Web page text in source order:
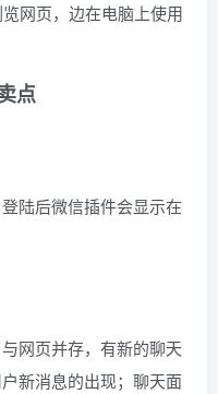
网页，边在电脑上使用
点
陆后微信插件会显示在
网页并存，有新的聊天
新消息的出现；聊天面